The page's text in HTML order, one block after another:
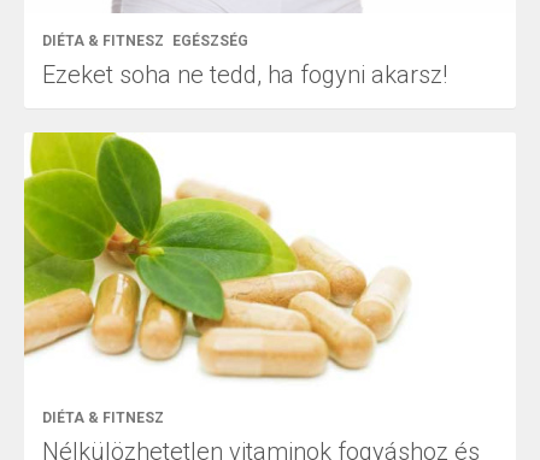
DIÉTA & FITNESZ EGÉSZSÉG
Ezeket soha ne tedd, ha fogyni akarsz!
DIÉTA & FITNESZ
Nélkülözhetetlen vitaminok fogyáshoz és